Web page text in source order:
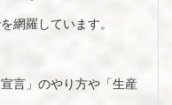
網羅しています。
言」のやり方や「生産